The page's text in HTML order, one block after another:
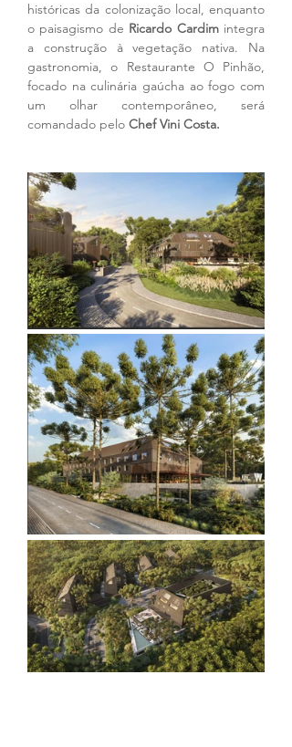
históricas da colonização local, enquanto
o paisagismo de Ricardo Cardim integra
a construção à vegetação nativa. Na
gastronomia, o Restaurante O Pinhão,
focado na culinária gaúcha ao fogo com
um olhar contemporâneo, será
comandado pelo Chef Vini Costa.